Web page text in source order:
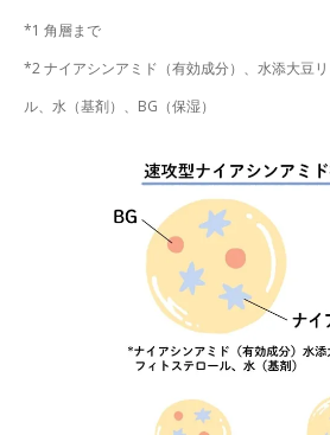
*1 角層まで
*2 ナイアシンアミド（有効成分）、水添大豆
ル、水（基剤）、BG（保湿）